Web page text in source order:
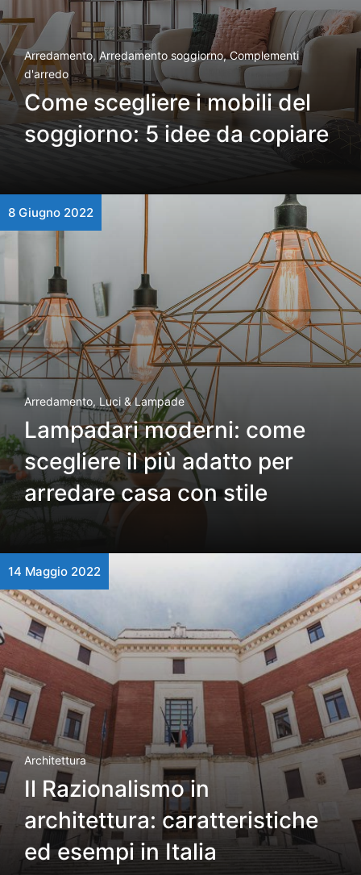
Arredamento, Arredamento soggiorno,Complementi
d'arredo
Come scegliere i mobili del
soggiorno: 5 idee da copiare
8 Giugno 2022
Arredamento, Luci & Lampade
Lampadari moderni: come
scegliere il più adatto per
arredare casa con stile
14 Maggio 2022
Architettura
Il Razionalismo in
architettura: caratteristiche
ed esempi in Italia